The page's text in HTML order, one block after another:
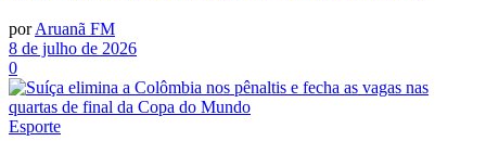
por Aruanã FM
8 de julho de 2026
0
Esporte